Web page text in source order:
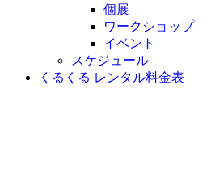
個展
ワークショップ
イベント
スケジュール
くるくる レンタル料金表